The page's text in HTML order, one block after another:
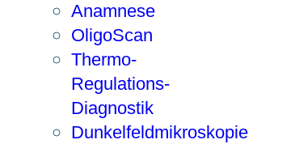
Anamnese
OligoScan
Thermo-
Regulations-
Diagnostik
Dunkelfeldmikroskopie